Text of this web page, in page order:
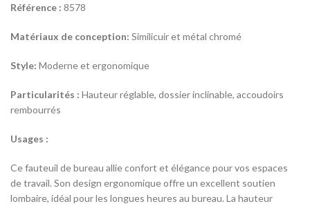
Référence :8578
Matériaux de conception: Similicuir et métal chromé
Style: Moderne et ergonomique
Particularités :Hauteur réglable, dossier inclinable, accoudoirs
rembourrés
Usages :
Ce fauteuil de bureau allie confort et élégance pour vos espaces
de travail. Son design ergonomique offre un excellent soutien
lombaire, idéal pour les longues heures au bureau. La hauteur